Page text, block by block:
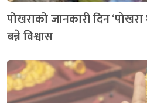
पोखराको जानकारी दिन
बन्ने विश्वास